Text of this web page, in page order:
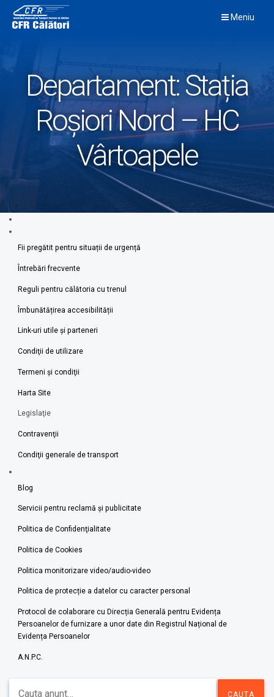
content
Meniu
Departament:Stația
Roșiori Nord – HC
Vârtoapele
Fii pregătit pentru situații de urgență
Întrebări frecvente
Reguli pentru călătoria cu trenul
Îmbunătățirea accesibilității
Link-uri utile şi parteneri
Condiţii de utilizare
Termeni şi condiţii
Harta Site
Legislaţie
Contravenţii
Condiţii generale de transport
Blog
Servicii pentru reclamă și publicitate
Politica de Confidenţialitate
Politica de Cookies
Politica monitorizare video/audio-video
Politica de protecție a datelor cu caracter personal
Protocol de colaborare cu Direcția Generală pentru Evidența
Persoanelor de furnizare a unor date din Registrul Național de
Evidența Persoanelor
A.N.P.C.